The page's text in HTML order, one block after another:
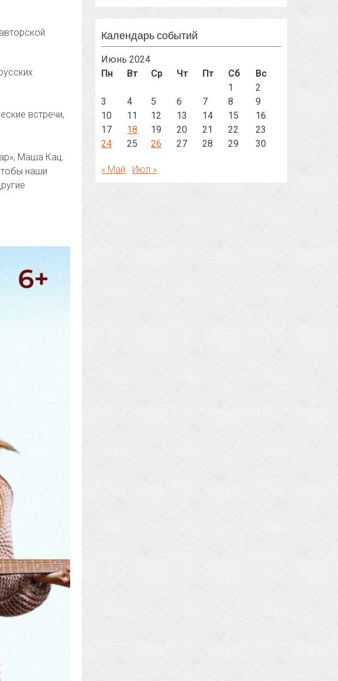
встречи,
Маша Кац.
наши
Календарь событий
Июнь 2024
Пн
Вт Ср Чт Пт Сб
Вс
1
2
3
4 5 6 7 8
9
10
11 12 13 14 15
16
17
18 19 20 21 22
23
24
25 26 27 28 29 30
« Май Июл »